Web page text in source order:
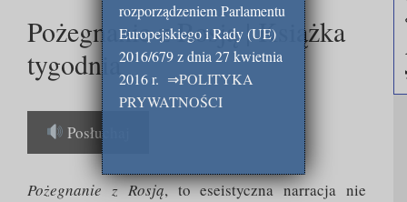
Pożegnanie z Rosją | Książka
tygodnia
Posłuchaj
Pożegnanie z Rosją, to eseistyczna narracja nie
rozporządzeniem Parlamentu
Europejskiego i Rady (UE)
2016/679 z dnia 27 kwietnia
2016 r. ⇒POLITYKA
PRYWATNOŚCI